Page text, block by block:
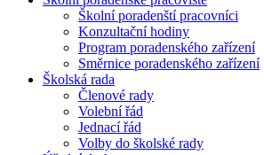
Školní poradenští pracovníci
Konzultační hodiny
Program poradenského zařízení
Směrnice poradenského zařízení
Školská rada
Členové rady
Volební řád
Jednací řád
Volby do školské rady